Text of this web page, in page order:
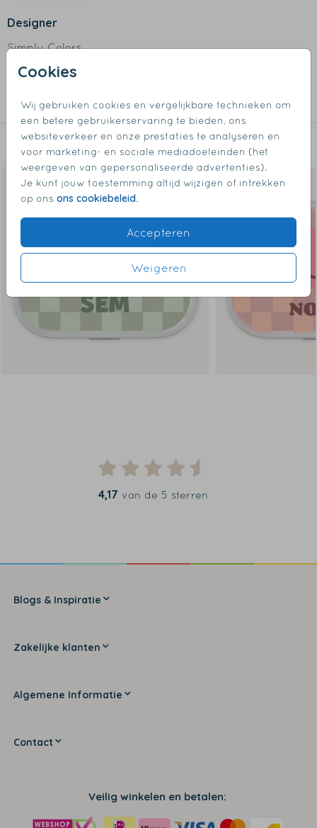
Cookies
Wij gebruiken cookies en vergelijkbare technieken om
een betere gebruikerservaring te bieden, ons
websiteverkeer en onze prestaties te analyseren en
voor marketing- en sociale mediadoeleinden (het
weergeven van gepersonaliseerde advertenties).
Je kunt jouw toestemming altijd wijzigen of intrekken
op ons ons cookiebeleid.
Accepteren
Weigeren
- Goede afsluiting, het eten blijft lekker vers
- Inclusief verdeelschot
in de vaatwasser
Designer
Simply Colors
Collectie
Broodtrommels
Dit vind je misschien ook leuk
4,17 van de 5 sterren
Blogs & Inspiratie
Zakelijke klanten
Algemene Informatie
Contact
Veilig winkelen en betalen: